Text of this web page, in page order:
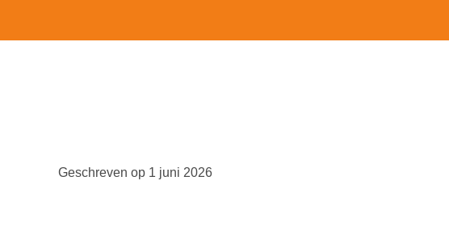
Geschreven op 1 juni 2026